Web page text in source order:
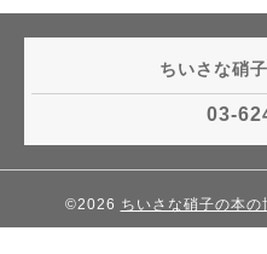
ちいさな硝
03-
©2026 ちいさな硝子の本の